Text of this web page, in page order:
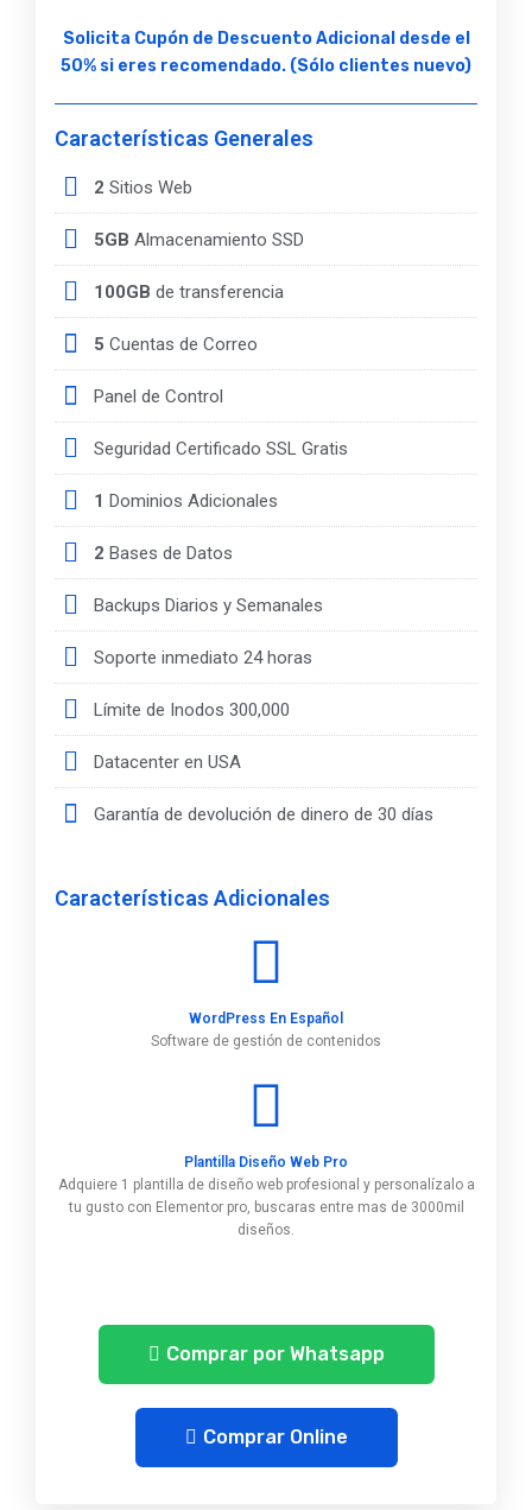
Solicita Cupón de Descuento Adicional desde el
50% si eres recomendado. (Sólo clientes nuevo)
Características Generales
2 Sitios Web
5GB Almacenamiento SSD
100GB de transferencia
5 Cuentas de Correo
Panel de Control
Seguridad Certificado SSL Gratis
1 Dominios Adicionales
2 Bases de Datos
Backups Diarios y Semanales
Soporte inmediato 24 horas
Límite de Inodos 300,000
Datacenter en USA
Garantía de devolución de dinero de 30 días
Características Adicionales
WordPress En Español
Software de gestión de contenidos
Plantilla Diseño Web Pro
Adquiere 1 plantilla de diseño web profesional y personalízalo a
tu gusto con Elementor pro, buscaras entre mas de 3000mil
diseños.
Comprar por Whatsapp
Comprar Online